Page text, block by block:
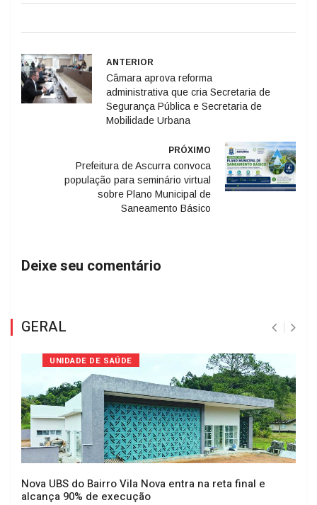
ANTERIOR
Câmara aprova reforma
administrativa que cria Secretaria de
Segurança Pública e Secretaria de
Mobilidade Urbana
PRÓXIMO
Prefeitura de Ascurra convoca
população para seminário virtual
sobre Plano Municipal de
Saneamento Básico
Deixe seu comentário
GERAL
UNIDADE DE SAÚDE
Nova UBS do Bairro Vila Nova entra na reta final e
alcança 90% de execução